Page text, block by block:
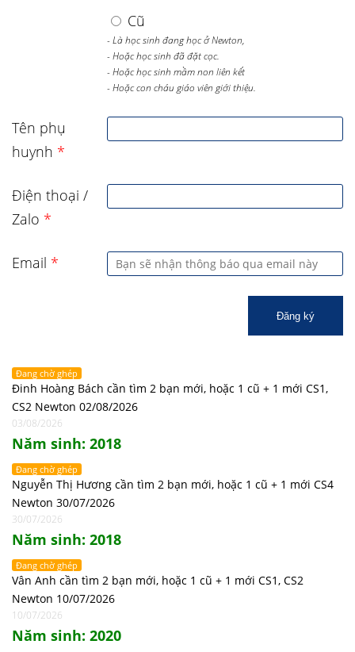
Cũ
- Là học sinh đang học ở Newton,
- Hoặc học sinh đã đặt cọc.
- Hoặc học sinh mầm non liên kết
- Hoặc con cháu giáo viên giới thiệu.
Tên phụ
huynh *
Điện thoại /
Zalo *
Email *
Đăng ký
Đang chờ ghép
Đinh Hoàng Bách cần tìm 2 bạn mới, hoặc 1 cũ + 1 mới CS1,
CS2 Newton 02/08/2026
03/08/2026
Năm sinh: 2018
Đang chờ ghép
Nguyễn Thị Hương cần tìm 2 bạn mới, hoặc 1 cũ + 1 mới CS4
Newton 30/07/2026
30/07/2026
Năm sinh: 2018
Đang chờ ghép
Vân Anh cần tìm 2 bạn mới, hoặc 1 cũ + 1 mới CS1, CS2
Newton 10/07/2026
10/07/2026
Năm sinh: 2020